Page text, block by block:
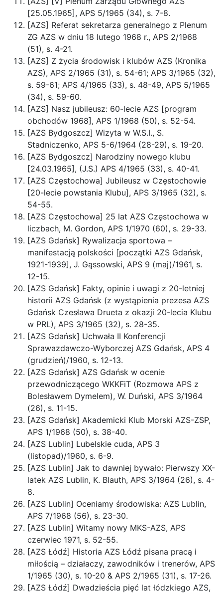
[25.05.1965], APS 5/1965 (34), s. 7-8.
[AZS] Referat sekretarza generalnego z Plenum
ZG AZS w dniu 18 lutego 1968 r., APS 2/1968
(51), s. 4-21.
[AZS] Z życia środowisk i klubów AZS (Kronika
AZS), APS 2/1965 (31), s. 54-61; APS 3/1965 (32),
s. 59-61; APS 4/1965 (33), s. 48-49, APS 5/1965
(34), s. 59-60.
[AZS] Nasz jubileusz: 60-lecie AZS [program
obchodów 1968], APS 1/1968 (50), s. 52-54.
[AZS Bydgoszcz] Wizyta w W.S.I., S.
Stadniczenko, APS 5-6/1964 (28-29), s. 19-20.
[AZS Bydgoszcz] Narodziny nowego klubu
[24.03.1965], (J.S.) APS 4/1965 (33), s. 40-41.
[AZS Częstochowa] Jubileusz w Częstochowie
[20-lecie powstania Klubu], APS 3/1965 (32), s.
54-55.
[AZS Częstochowa] 25 lat AZS Częstochowa w
liczbach, M. Gordon, APS 1/1970 (60), s. 29-33.
[AZS Gdańsk] Rywalizacja sportowa –
manifestacją polskości [początki AZS Gdańsk,
1921-1939], J. Gąssowski, APS 9 (maj)/1961, s.
12-15.
[AZS Gdańsk] Fakty, opinie i uwagi z 20-letniej
historii AZS Gdańsk (z wystąpienia prezesa AZS
Gdańsk Czesława Drueta z okazji 20-lecia Klubu
w PRL), APS 3/1965 (32), s. 28-35.
[AZS Gdańsk] Uchwała II Konferencji
Sprawazdawczo-Wyborczej AZS Gdańsk, APS 4
(grudzień)/1960, s. 12-13.
[AZS Gdańsk] AZS Gdańsk w ocenie
przewodniczącego WKKFiT (Rozmowa APS z
Bolesławem Dymelem), W. Duński, APS 3/1964
(26), s. 11-15.
[AZS Gdańsk] Akademicki Klub Morski AZS-ZSP,
APS 1/1968 (50), s. 38-40.
[AZS Lublin] Lubelskie cuda, APS 3
(listopad)/1960, s. 6-9.
[AZS Lublin] Jak to dawniej bywało: Pierwszy XX-
latek AZS Lublin, K. Blauth, APS 3/1964 (26), s. 4-
8.
[AZS Lublin] Oceniamy środowiska: AZS Lublin,
APS 7/1968 (56), s. 23-30.
[AZS Lublin] Witamy nowy MKS-AZS, APS
czerwiec 1971, s. 52-55.
[AZS Łódź] Historia AZS Łódź pisana pracą i
miłością – działaczy, zawodników i trenerów, APS
1/1965 (30), s. 10-20 & APS 2/1965 (31), s. 17-26.
[AZS Łódź] Dwadzieścia pięć lat łódzkiego AZS,